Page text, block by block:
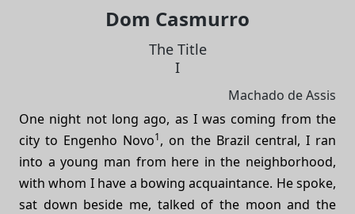
Dom Casmurro
The Title
I
Machado de Assis
One night not long ago, as I was coming from the
city to Engenho Novo1, on the Brazil central, I ran
into a young man from here in the neighborhood,
with whom I have a bowing acquaintance. He spoke,
sat down beside me, talked of the moon and the